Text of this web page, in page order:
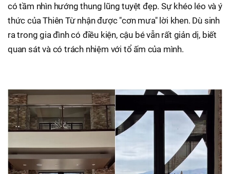
có tầm nhìn hướng thung lũng tuyệt đẹp. Sự khéo léo và ý
thức của Thiên Từ nhận được "cơn mưa" lời khen. Dù sinh
ra trong gia đình có điều kiện, cậu bé vẫn rất giản dị, biết
quan sát và có trách nhiệm với tổ ấm của mình.